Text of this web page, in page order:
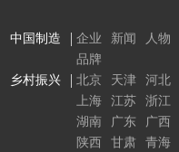
中国制造 企业 新闻 人物
品牌
乡村振兴
北京 天津 河北
上海
江苏 浙江
湖南
广东 广西
陕西
甘肃 青海